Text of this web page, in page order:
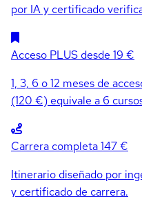
por IA y certificado
Acceso PLUS desde 19 €
1, 3, 6 o 12 meses de
(120 €) equivale a 6
Carrera completa147 €
Itinerario diseñado por
y certificado de carrera.